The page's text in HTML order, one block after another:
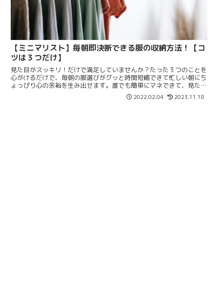
【ミニマリスト】毎朝即決断できる服の収納方法！【コ
ツは３つだけ】
見た目がスッキリ！だけで満足していませんか？たった３つのことを
心がけるだけで、毎朝の服選びがグッと時間短縮できて忙しい朝にち
ょっぴり心の余裕を生み出せます。誰でも簡単にマネできて、見た目
スッキリだけじゃない使い勝手◎な服の収納方法をまとめます。
2022.02.04 2023.11.18